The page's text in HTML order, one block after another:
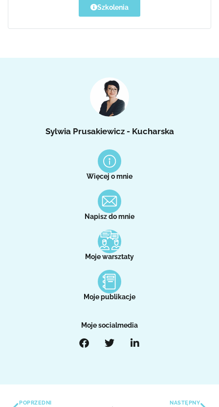
Szkolenia
Sylwia Prusakiewicz - Kucharska
Więcej o mnie
Napisz do mnie
Moje warsztaty
Moje publikacje
Moje socialmedia
POPRZEDNI NASTĘPNY